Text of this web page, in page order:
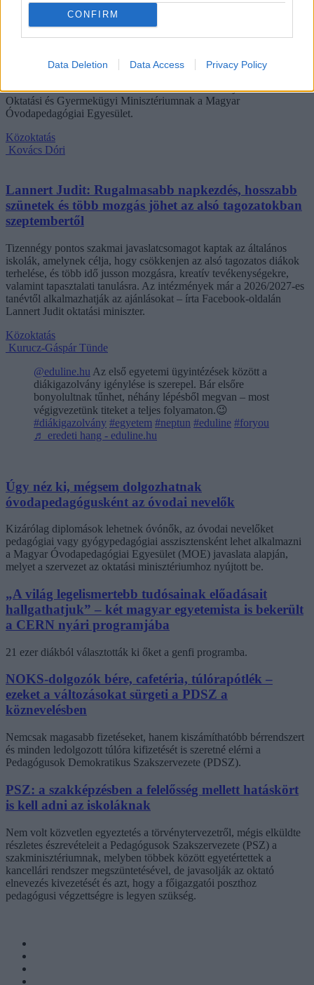
CONFIRM
Data Deletion Data Access Privacy Policy
Eltörölnék a 45 perces iskola-előkészítőt, újra az
óvodák dönthetnének az iskolaérettségről
Megszűnhet a 45 perces iskola-előkészítő foglalkozás, újra az
átalakulhat. Többek között ezeket a változtatásokat javasolta az
Oktatási és Gyermekügyi Minisztériumnak a Magyar
Óvodapedagógiai Egyesület.
Közoktatás
Kovács Dóri
Lannert Judit: Rugalmasabb napkezdés, hosszabb
szünetek és több mozgás jöhet az alsó tagozatokban
szeptembertől
Tizennégy pontos szakmai javaslatcsomagot kaptak az általános
iskolák, amelynek célja, hogy csökkenjen az alsó tagozatos diákok
terhelése, és több idő jusson mozgásra, kreatív tevékenységekre,
valamint tapasztalati tanulásra. Az intézmények már a 2026/2027-es
tanévtől alkalmazhatják az ajánlásokat – írta Facebook-oldalán
Lannert Judit oktatási miniszter.
Közoktatás
Kurucz-Gáspár Tünde
@eduline.hu Az első egyetemi ügyintézések között a
diákigazolvány igénylése is szerepel. Bár elsőre
bonyolultnak tűnhet, néhány lépésből megvan – most
végigvezetünk titeket a teljes folyamaton.😉
#diákigazolvány #egyetem #neptun #eduline #foryou
♬ eredeti hang - eduline.hu
Úgy néz ki, mégsem dolgozhatnak
óvodapedagógusként az óvodai nevelők
Kizárólag diplomások lehetnek óvónők, az óvodai nevelőket
pedagógiai vagy gyógypedagógiai asszisztensként lehet alkalmazni
a Magyar Óvodapedagógiai Egyesület (MOE) javaslata alapján,
melyet a szervezet az oktatási minisztériumhoz nyújtott be.
„A világ legelismertebb tudósainak előadásait
hallgathatjuk” – két magyar egyetemista is bekerült
a CERN nyári programjába
21 ezer diákból választották ki őket a genfi programba.
NOKS-dolgozók bére, cafetéria, túlórapótlék –
ezeket a változásokat sürgeti a PDSZ a
köznevelésben
Nemcsak magasabb fizetéseket, hanem kiszámíthatóbb bérrendszert
és minden ledolgozott túlóra kifizetését is szeretné elérni a
Pedagógusok Demokratikus Szakszervezete (PDSZ).
PSZ: a szakképzésben a felelősség mellett hatáskört
is kell adni az iskoláknak
Nem volt közvetlen egyeztetés a törvénytervezetről, mégis elküldte
részletes észrevételeit a Pedagógusok Szakszervezete (PSZ) a
szakminisztériumnak, melyben többek között egyetértettek a
kancellári rendszer megszüntetésével, de javasolják az oktató
elnevezés kivezetését és azt, hogy a főigazgatói poszthoz
pedagógusi végzettségre is legyen szükség.